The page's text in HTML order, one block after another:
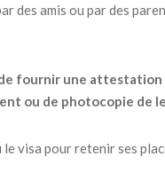
des amis ou par des
fournir une
ou de photocopie de
visa pour retenir ses